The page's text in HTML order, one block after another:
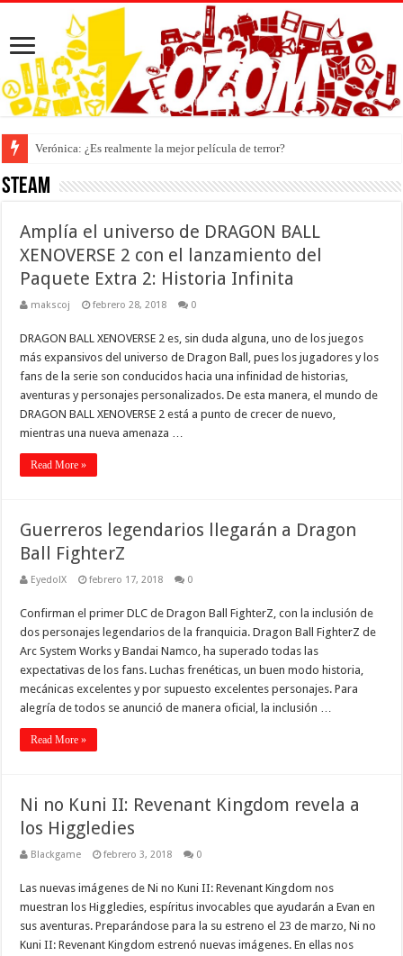
Verónica: ¿Es realmente la mejor película de terror?
Steam
Amplía el universo de DRAGON BALL
XENOVERSE 2 con el lanzamiento del
Paquete Extra 2: Historia Infinita
makscoj febrero 28, 2018 0
DRAGON BALL XENOVERSE 2 es, sin duda alguna, uno de los juegos
más expansivos del universo de Dragon Ball, pues los jugadores y los
fans de la serie son conducidos hacia una infinidad de historias,
aventuras y personajes personalizados. De esta manera, el mundo de
DRAGON BALL XENOVERSE 2 está a punto de crecer de nuevo,
mientras una nueva amenaza …
Read More »
Guerreros legendarios llegarán a Dragon
Ball FighterZ
EyedolX febrero 17, 2018 0
Confirman el primer DLC de Dragon Ball FighterZ, con la inclusión de
dos personajes legendarios de la franquicia. Dragon Ball FighterZ de
Arc System Works y Bandai Namco, ha superado todas las
expectativas de los fans. Luchas frenéticas, un buen modo historia,
mecánicas excelentes y por supuesto excelentes personajes. Para
alegría de todos se anunció de manera oficial, la inclusión …
Read More »
Ni no Kuni II: Revenant Kingdom revela a
los Higgledies
Blackgame febrero 3, 2018 0
Las nuevas imágenes de Ni no Kuni II: Revenant Kingdom nos
muestran los Higgledies, espíritus invocables que ayudarán a Evan en
sus aventuras. Preparándose para la su estreno el 23 de marzo, Ni no
Kuni II: Revenant Kingdom estrenó nuevas imágenes. En ellas nos